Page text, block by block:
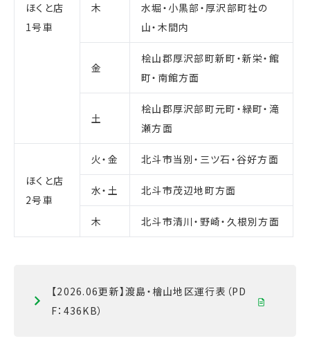
ほくと店
1号車
木
水堀・小黒部・厚沢部町社の
山・木間内
金
桧山郡厚沢部町新町・新栄・館
町・南館方面
土
桧山郡厚沢部町元町・緑町・滝
瀬方面
ほくと店
2号車
火・金 北斗市当別・三ツ石・谷好方面
水・土 北斗市茂辺地町方面
木 北斗市清川・野崎・久根別方面
【2026.06更新】渡島・檜山地区運行表（PD
F：436KB）